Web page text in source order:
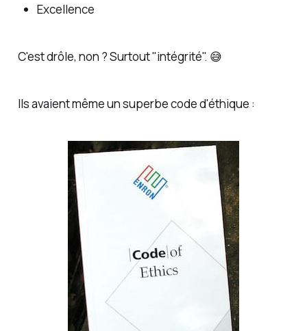
Excellence
C'est drôle, non ? Surtout "intégrité". 😅
Ils avaient même un superbe code d'éthique :